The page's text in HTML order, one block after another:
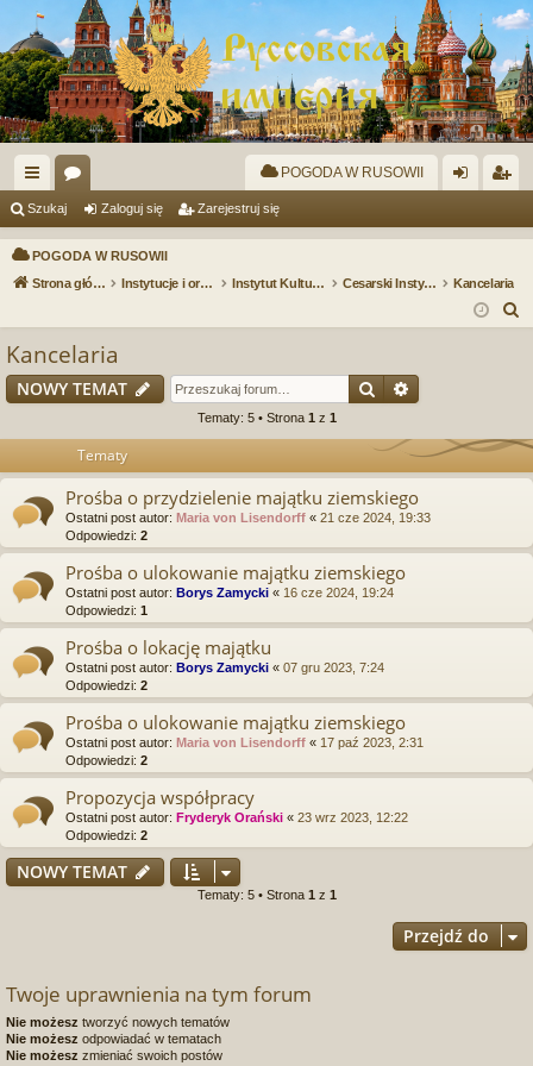
ię
ce
j
or
a
POGODA W RUSOWII
og
uj
ej
es
tru
Szukaj Zaloguj się Zarejestruj się
POGODA W RUSOWII
Strona główna
Instytucje i organizacje Instytut Kultury i Sportu Rusowii Cesarski Instytut Geografii i Kartografii
Kancelaria
j
Kancelaria
NOWY TEMAT Szukaj
Tematy: 5 • Strona 1 z 1
Tematy
Prośba o przydzielenie majątku ziemskiego
Ostatni post autor: Maria von Lisendorff « 21 cze 2024, 19:33
Odpowiedzi: 2
Prośba o ulokowanie majątku ziemskiego
Ostatni post autor: Borys Zamycki « 16 cze 2024, 19:24
Odpowiedzi: 1
Prośba o lokację majątku
Ostatni post autor: Borys Zamycki « 07 gru 2023, 7:24
Odpowiedzi: 2
Prośba o ulokowanie majątku ziemskiego
Ostatni post autor: Maria von Lisendorff « 17 paź 2023, 2:31
Odpowiedzi: 2
Propozycja współpracy
Ostatni post autor: Fryderyk Orański « 23 wrz 2023, 12:22
Odpowiedzi: 2
NOWY TEMAT
Tematy: 5 • Strona 1 z 1
Przejdź do
Twoje uprawnienia na tym forum
Nie możesz tworzyć nowych tematów
Nie możesz odpowiadać w tematach
Nie możesz zmieniać swoich postów